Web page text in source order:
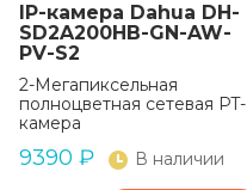
IP-камера Dahua DH-
SD2A200HB-GN-AW-
PV-S2
2-Мегапиксельная
полноцветная сетевая PT-
камера
9390 ₽ В наличии